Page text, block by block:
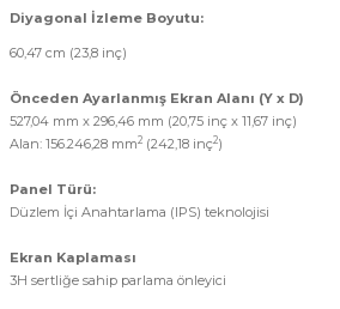
Diyagonal İzleme Boyutu:
60,47 cm (23,8 inç)
Önceden Ayarlanmış Ekran Alanı (Y x D)
527,04 mm x 296,46 mm (20,75 inç x 11,67 inç)
Alan: 156.246,28 mm2 (242,18 inç2)
Panel Türü:
Düzlem İçi Anahtarlama (IPS) teknolojisi
Ekran Kaplaması
3H sertliğe sahip parlama önleyici